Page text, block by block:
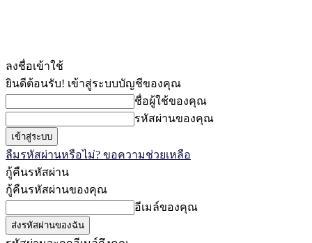
ลงชื่อเข้าใช้
ยินดีต้อนรับ! เข้าสู่ระบบบัญชีของคุณ
ชื่อผู้ใช้ของคุณ
รหัสผ่านของคุณ
ลืมรหัสผ่านหรือไม่? ขอความช่วยเหลือ
กู้คืนรหัสผ่าน
กู้คืนรหัสผ่านของคุณ
อีเมล์ของคุณ